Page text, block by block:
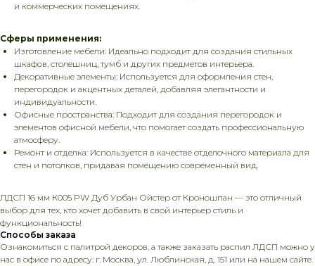
и коммерческих помещениях.
Сферы применения:
Изготовление мебели: Идеально подходит для создания стильных
шкафов, столешниц, тумб и других предметов интерьера.
Декоративные элементы: Используется для оформления стен,
перегородок и акцентных деталей, добавляя элегантности и
индивидуальности.
Офисные пространства: Подходит для создания перегородок и
элементов офисной мебели, что помогает создать профессиональную
атмосферу.
Ремонт и отделка: Используется в качестве отделочного материала для
стен и потолков, придавая помещению современный вид.
ЛДСП 16 мм К005 PW Дуб Урбан Ойстер от Кроношпан — это отличный
выбор для тех, кто хочет добавить в свой интерьер стиль и
функциональность!
Способы заказа
Ознакомиться с палитрой декоров, а также заказать распил ЛДСП можно у
нас в офисе по адресу: г. Москва, ул. Люблинская, д. 151 или на нашем сайте.